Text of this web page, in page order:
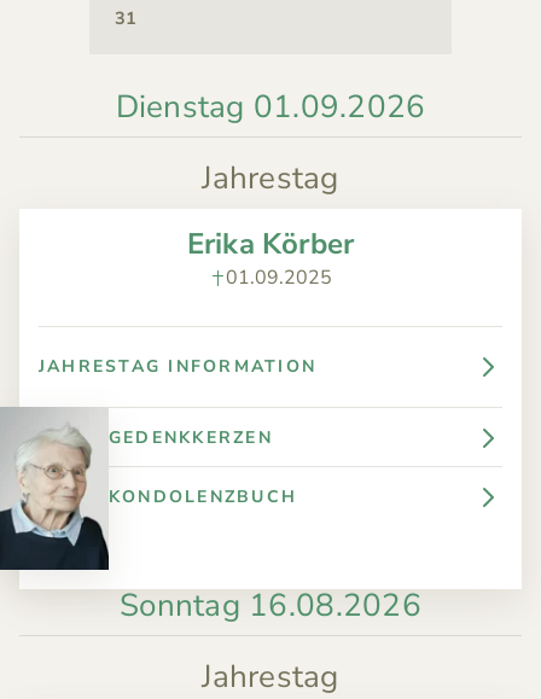
31
Dienstag 01.09.2026
Jahrestag
GEDENKKERZEN
KONDOLENZBUCH
Erika Körber
01.09.2025
JAHRESTAG INFORMATION
Sonntag 16.08.2026
Jahrestag